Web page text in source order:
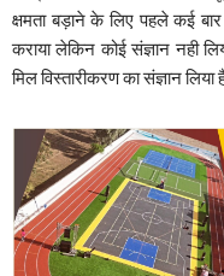
क्षमता बड़ाने के लिए पहले कई
कराया लेकिन कोई संज्ञान नही
मिल विस्तारीकरण का संज्ञान